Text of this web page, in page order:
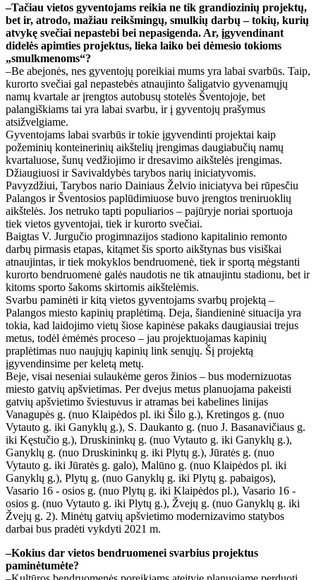
–Tačiau vietos gyventojams reikia ne tik grandiozinių projektų,
bet ir, atrodo, mažiau reikšmingų, smulkių darbų – tokių, kurių
atvykę svečiai nepastebi bei nepasigenda. Ar, įgyvendinant
didelės apimties projektus, lieka laiko bei dėmesio tokioms
„smulkmenoms“?
–Be abejonės, nes gyventojų poreikiai mums yra labai svarbūs. Taip,
kurorto svečiai gal nepastebės atnaujinto šaligatvio gyvenamųjų
namų kvartale ar įrengtos autobusų stotelės Šventojoje, bet
palangiškiams tai yra labai svarbu, ir į gyventojų prašymus
atsižvelgiame.
Gyventojams labai svarbūs ir tokie įgyvendinti projektai kaip
požeminių konteinerinių aikštelių įrengimas daugiabučių namų
kvartaluose, šunų vedžiojimo ir dresavimo aikštelės įrengimas.
Džiaugiuosi ir Savivaldybės tarybos narių iniciatyvomis.
Pavyzdžiui, Tarybos nario Dainiaus Želvio iniciatyva bei rūpesčiu
Palangos ir Šventosios paplūdimiuose buvo įrengtos treniruoklių
aikštelės. Jos netruko tapti populiarios – pajūryje noriai sportuoja
tiek vietos gyventojai, tiek ir kurorto svečiai.
Baigtas V. Jurgučio progimnazijos stadiono kapitalinio remonto
darbų pirmasis etapas, kitąmet šis sporto aikštynas bus visiškai
atnaujintas, ir tiek mokyklos bendruomenė, tiek ir sportą mėgstanti
kurorto bendruomenė galės naudotis ne tik atnaujintu stadionu, bet ir
kitoms sporto šakoms skirtomis aikštelėmis.
Svarbu paminėti ir kitą vietos gyventojams svarbų projektą –
Palangos miesto kapinių praplėtimą. Deja, šiandieninė situacija yra
tokia, kad laidojimo vietų šiose kapinėse pakaks daugiausiai trejus
metus, todėl ėmėmės proceso – jau projektuojamas kapinių
praplėtimas nuo naujųjų kapinių link senųjų. Šį projektą
įgyvendinsime per keletą metų.
Beje, visai neseniai sulaukėme geros žinios – bus modernizuotas
miesto gatvių apšvietimas. Per dvejus metus planuojama pakeisti
gatvių apšvietimo šviestuvus ir atramas bei kabelines linijas
Vanagupės g. (nuo Klaipėdos pl. iki Šilo g.), Kretingos g. (nuo
Vytauto g. iki Ganyklų g.), S. Daukanto g. (nuo J. Basanavičiaus g.
iki Kęstučio g.), Druskininkų g. (nuo Vytauto g. iki Ganyklų g.),
Ganyklų g. (nuo Druskininkų g. iki Plytų g.), Jūratės g. (nuo
Vytauto g. iki Jūratės g. galo), Malūno g. (nuo Klaipėdos pl. iki
Ganyklų g.), Plytų g. (nuo Ganyklų g. iki Plytų g. pabaigos),
Vasario 16 - osios g. (nuo Plytų g. iki Klaipėdos pl.), Vasario 16 -
osios g. (nuo Vytauto g. iki Plytų g.), Žvejų g. (nuo Ganyklų g. iki
Žvejų g. 2). Minėtų gatvių apšvietimo modernizavimo statybos
darbai bus pradėti vykdyti 2021 m.
–Kokius dar vietos bendruomenei svarbius projektus
paminėtumėte?